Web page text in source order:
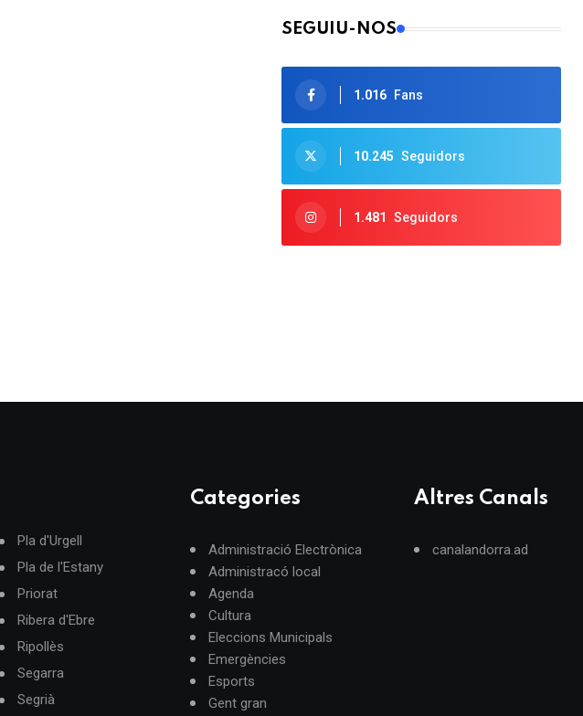
SEGUIU-NOS
1.016 Fans
10.245 Seguidors
1.481 Seguidors
Pla d'Urgell
Pla de l'Estany
Priorat
Ribera d'Ebre
Ripollès
Segarra
Segrià
Categories
Administració Electrònica
Administracó local
Agenda
Cultura
Eleccions Municipals
Emergències
Esports
Gent gran
Altres Canals
canalandorra.ad